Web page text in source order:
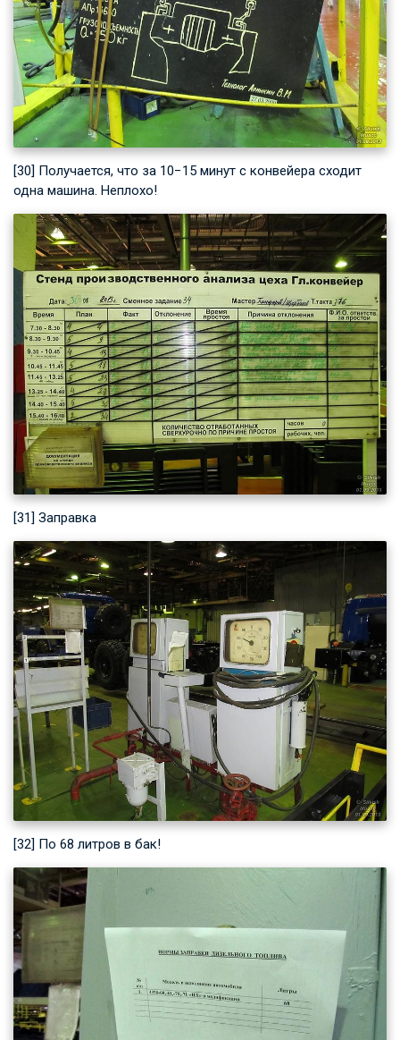
[30] Получается, что за 10−15 минут с конвейера сходит
одна машина. Неплохо!
[31] Заправка
[32] По 68 литров в бак!